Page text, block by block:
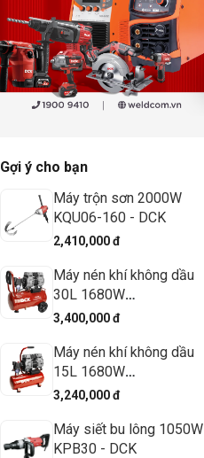
Gợi ý cho bạn
Máy trộn sơn 2000W
KQU06-160 - DCK
2,410,000 đ
Máy nén khí không dầu
30L 1680W
KQE1680/30 - DCK
3,400,000 đ
Máy nén khí không dầu
15L 1680W
KQE1680/15 - DCK
3,240,000 đ
Máy siết bu lông 1050W
KPB30 - DCK